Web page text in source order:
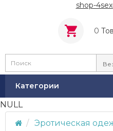
shop-
0
Категории
NULL
Эротическая